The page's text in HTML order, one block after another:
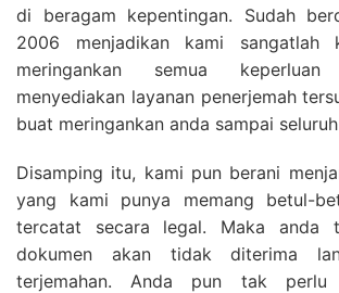
di beragam kepentingan. Sudah
2006 menjadikan kami sangatlah
meringankan semua
menyediakan layanan penerjemah
buat meringankan anda sampai
Disamping itu, kami pun berani
yang kami punya memang betul-
tercatat secara legal. Maka anda
dokumen akan tidak diterima
terjemahan. Anda pun tak perlu